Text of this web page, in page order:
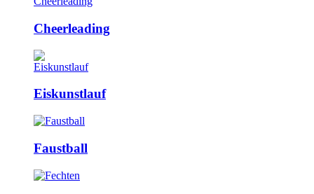
Cheerleading
Eiskunstlauf
Faustball